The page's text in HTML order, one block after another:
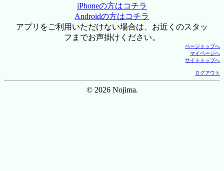
iPhoneの方はコチラ
Androidの方はコチラ
アプリをご利用いただけない場合は、お近くのスタッ
フまでお声掛けください。
ページトップへ
マイページへ
サイトトップへ
ログアウト
© 2026 Nojima.